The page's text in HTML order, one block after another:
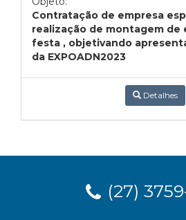
Contratação de empresa
realização de montagem de
festa , objetivando
da EXPOADN2023
Detalhes
(27)